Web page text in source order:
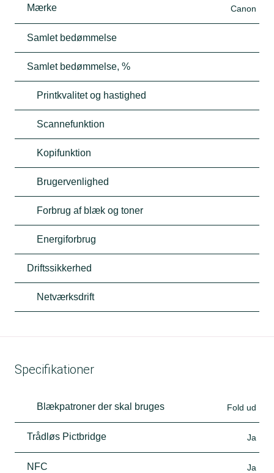
Mærke Canon
Samlet bedømmelse
Samlet bedømmelse, %
Printkvalitet og hastighed
Scannefunktion
Kopifunktion
Brugervenlighed
Forbrug af blæk og toner
Energiforbrug
Driftssikkerhed
Netværksdrift
Specifikationer
Blækpatroner der skal bruges Fold ud
Trådløs Pictbridge Ja
NFC Ja